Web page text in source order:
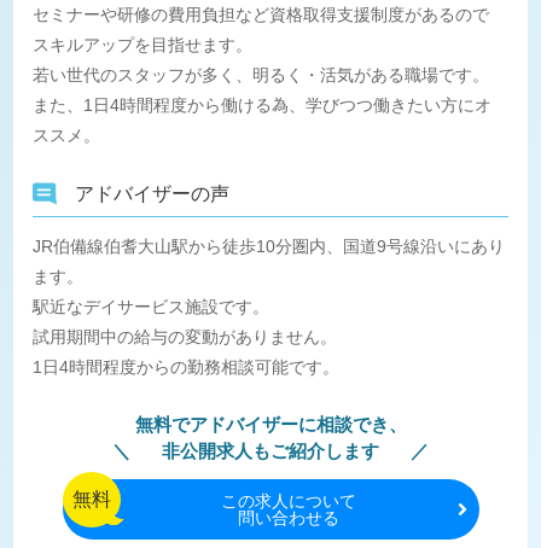
セミナーや研修の費用負担など資格取得支援制度があるので
スキルアップを目指せます。
若い世代のスタッフが多く、明るく・活気がある職場です。
また、1日4時間程度から働ける為、学びつつ働きたい方にオ
ススメ。
アドバイザーの声
JR伯備線伯耆大山駅から徒歩10分圏内、国道9号線沿いにあり
ます。
駅近なデイサービス施設です。
試用期間中の給与の変動がありません。
1日4時間程度からの勤務相談可能です。
無料でアドバイザーに相談でき、
非公開求人もご紹介します
無料 この求人について
問い合わせる